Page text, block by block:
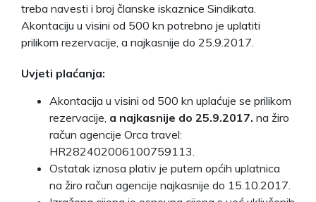
treba navesti i broj članske iskaznice Sindikata.
Akontaciju u visini od 500 kn potrebno je uplatiti
prilikom rezervacije, a najkasnije do 25.9.2017.
Uvjeti plaćanja:
Akontacija u visini od 500 kn uplaćuje se prilikom
rezervacije, a najkasnije do 25.9.2017. na žiro
račun agencije Orca travel:
HR282402006100759113.
Ostatak iznosa plativ je putem općih uplatnica
na žiro račun agencije najkasnije do 15.10.2017.